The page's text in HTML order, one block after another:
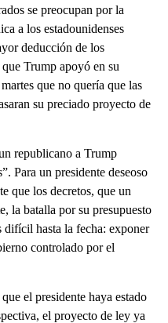
se preocupan por la
a los estadounidenses
deducción de los
Trump apoyó en su
que no quería que las
su preciado proyecto de
republicano a Trump
Para un presidente deseoso
que los decretos, que un
la batalla por su presupuesto
difícil hasta la fecha: exponer
controlado por el
el presidente haya estado
el proyecto de ley ya